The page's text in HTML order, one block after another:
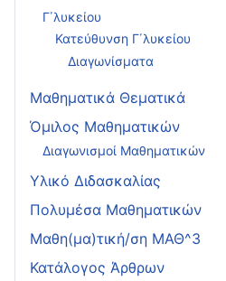
Γ΄λυκείου
Κατεύθυνση Γ΄λυκείου
Διαγωνίσματα
Μαθηματικά Θεματικά
Όμιλος Μαθηματικών
Διαγωνισμοί Μαθηματικών
Υλικό Διδασκαλίας
Πολυμέσα Μαθηματικών
Μαθη(μα)τική/ση ΜΑΘ^3
Κατάλογος Άρθρων